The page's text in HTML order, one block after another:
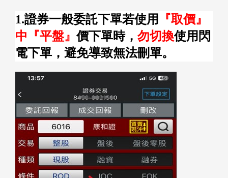
1.證券一般委託下單若使用
『取價』
中『平盤』價下單時， 勿切換使用閃
電下單，避免導致無法刪單。